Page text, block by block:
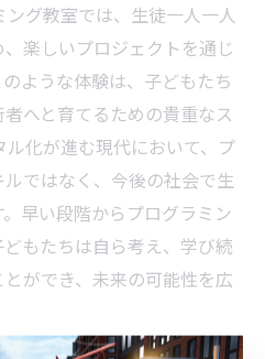
グ教室では、生徒一人一人
楽しいプロジェクトを通じ
ような体験は、子どもたち
へと育てるための貴重なス
ル化が進む現代において、プ
ではなく、今後の社会で生
早い段階からプログラミン
もたちは自ら考え、学び続
ができ、未来の可能性を広